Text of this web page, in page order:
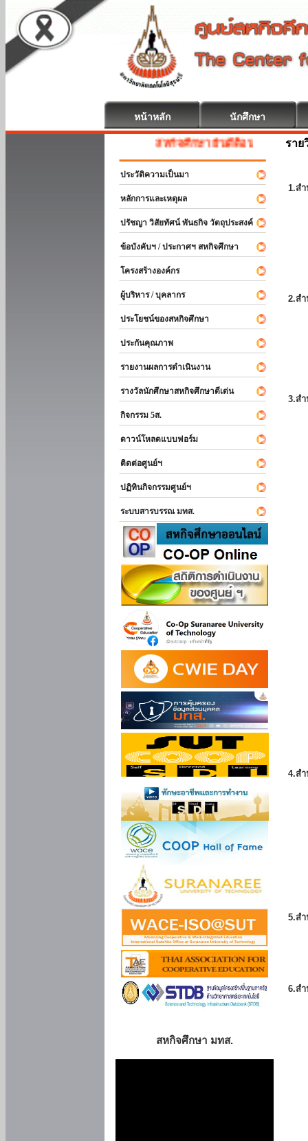
หน้าหลัก นักศึกษา
สหกิจศึกษา ยินดีต้อนรับ
ประวัติความเป็นมา
หลักการและเหตุผล
ปรัชญา วิสัยทัศน์ พันธกิจ วัตถุประสงค์
ข้อบังคับฯ / ประกาศฯ สหกิจศึกษา
โครงสร้างองค์กร
ผู้บริหาร / บุคลากร
ประโยชน์ของสหกิจศึกษา
ประกันคุณภาพ
รายงานผลการดำเนินงาน
รางวัลนักศึกษาสหกิจศึกษาดีเด่น
กิจกรรม 5ส.
ดาวน์โหลดแบบฟอร์ม
ติดต่อศูนย์ฯ
ปฏิทินกิจกรรมศูนย์ฯ
ระบบสารบรรณ มทส.
สหกิจศึกษา มทส.
ราย
1.ส
2.ส
3.ส
4.ส
5.ส
6.ส